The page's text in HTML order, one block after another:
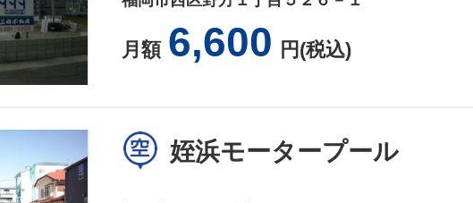
月額 6,600 円(税込)
姪浜モータープール